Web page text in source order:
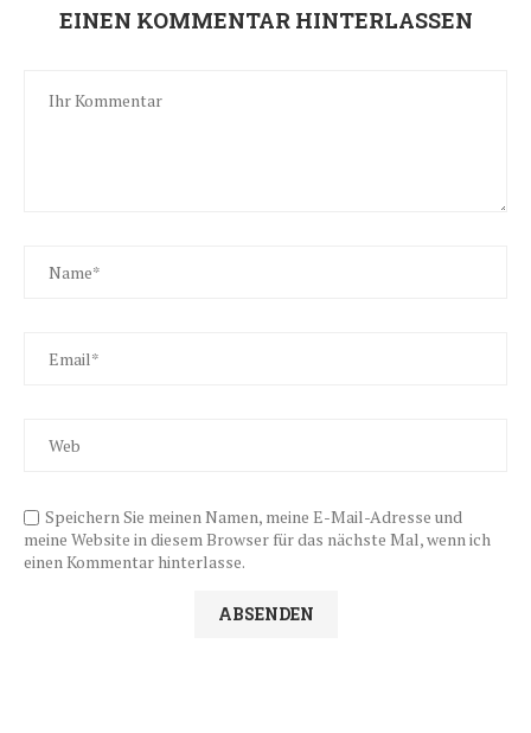
EINEN KOMMENTAR HINTERLASSEN
Speichern Sie meinen Namen, meine E-Mail-Adresse und
meine Website in diesem Browser für das nächste Mal, wenn ich
einen Kommentar hinterlasse.